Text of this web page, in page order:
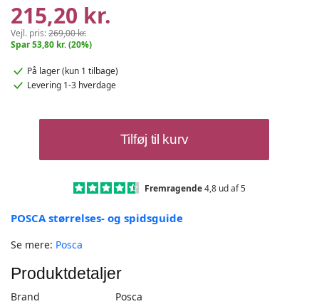
215,20 kr.
Vejl. pris:269,00 kr.
Spar 53,80 kr. (20%)
På lager(kun 1 tilbage)
Levering 1-3 hverdage
5M
8
stk.
antal
Tilføj til kurv
Fremragende4,8 ud af 5
POSCA størrelses- og spidsguide
Se mere: Posca
Produktdetaljer
Brand
Posca